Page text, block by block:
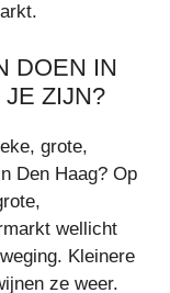
DOEN IN
ZIJN?
grote,
Den Haag? Op
wellicht
Kleinere
ze weer.